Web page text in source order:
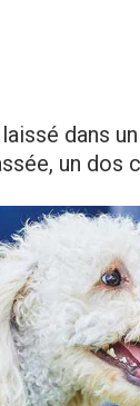
dans
un dos